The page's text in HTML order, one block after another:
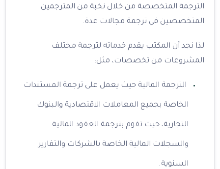
الترجمة المتخصصة من خلال نخبة من المترجمين
المتخصصين في ترجمة مجالات عدة.
لذا نجد أن المكتب يقدم خدماته لترجمة مختلف
المشروعات من تخصصات، مثل:
الترجمة المالية حيث يعمل على ترجمة المستندات
الخاصة بجميع المعاملات الاقتصادية والبنوك
التجارية، حيث تقوم بترجمة العقود المالية
والسجلات المالية الخاصة بالشركات والتقارير
السنوية.